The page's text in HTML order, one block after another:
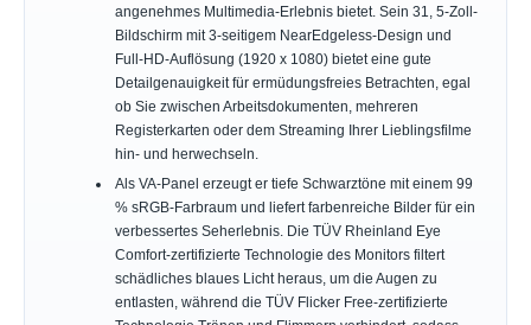
angenehmes Multimedia-Erlebnis bietet. Sein 31, 5-Zoll-
Bildschirm mit 3-seitigem NearEdgeless-Design und
Full-HD-Auflösung (1920 x 1080) bietet eine gute
Detailgenauigkeit für ermüdungsfreies Betrachten, egal
ob Sie zwischen Arbeitsdokumenten, mehreren
Registerkarten oder dem Streaming Ihrer Lieblingsfilme
hin- und herwechseln.
Als VA-Panel erzeugt er tiefe Schwarztöne mit einem 99
% sRGB-Farbraum und liefert farbenreiche Bilder für ein
verbessertes Seherlebnis. Die TÜV Rheinland Eye
Comfort-zertifizierte Technologie des Monitors filtert
schädliches blaues Licht heraus, um die Augen zu
entlasten, während die TÜV Flicker Free-zertifizierte